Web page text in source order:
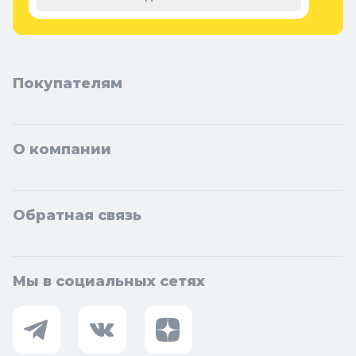
Кольцово.
Покупателям
О компании
Обратная связь
Мы в социальных сетях